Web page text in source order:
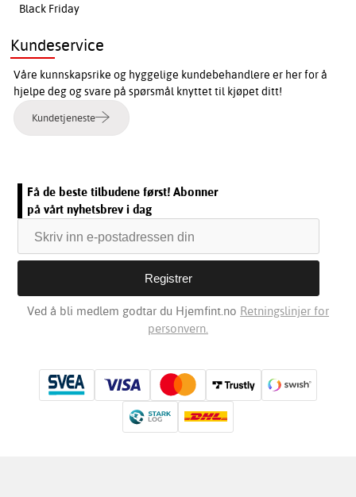
Black Friday
Kundeservice
Våre kunnskapsrike og hyggelige kundebehandlere er her for å
hjelpe deg og svare på spørsmål knyttet til kjøpet ditt!
Kundetjeneste
Få de beste tilbudene først! Abonner
på vårt nyhetsbrev i dag
Ved å bli medlem godtar du Hjemfint.no Retningslinjer for
personvern.